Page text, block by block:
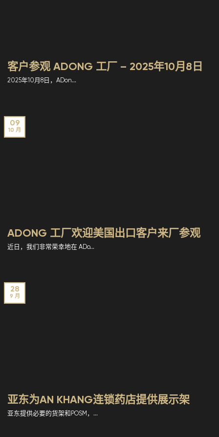
客户参观 ADONG 工厂 – 2025年10月8日
2025年10月8日，ADon...
ADONG 工厂欢迎美国出口客户来厂参观
近日，我们非常荣幸地在 ADo...
09
10 月
亚东为AN KHANG连锁药店提供展示架
亚东提供必要的货架和POSM，...
28
9 月